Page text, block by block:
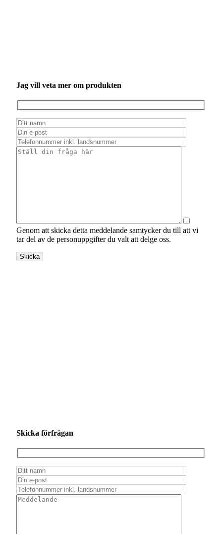
Jag vill veta mer om produkten
Genom att skicka detta meddelande samtycker du till att vi
tar del av de personuppgifter du valt att delge oss.
Skicka förfrågan